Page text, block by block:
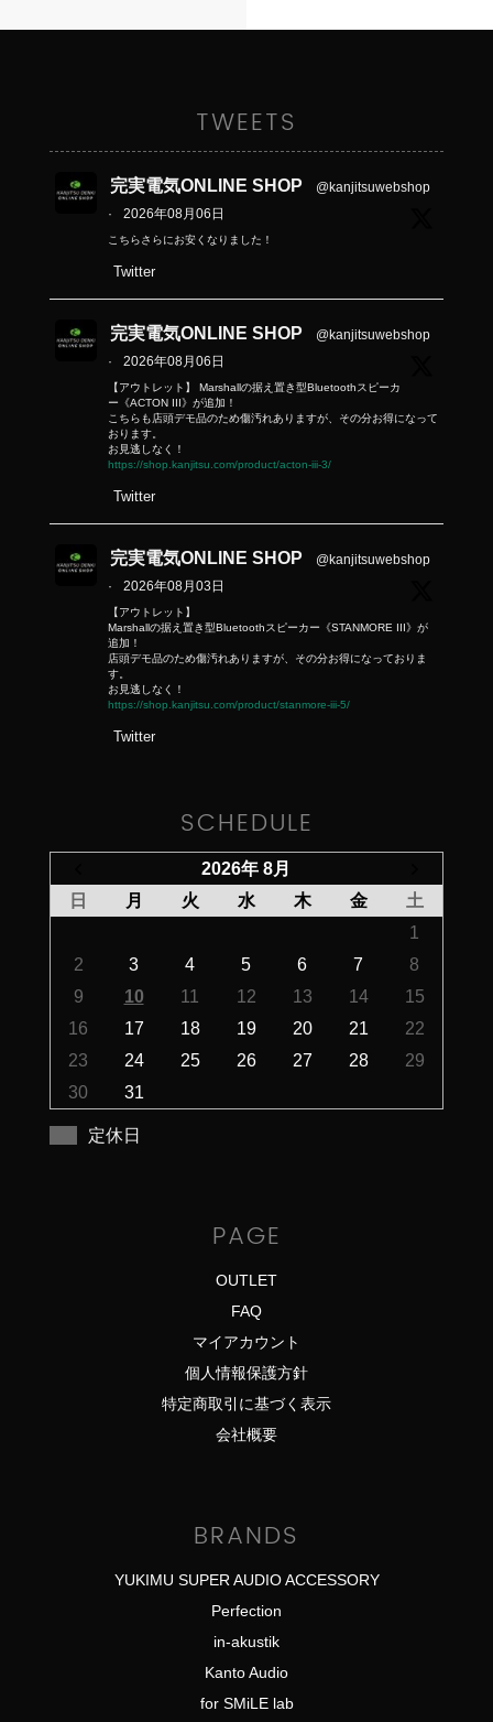
TWEETS
完実電気ONLINE SHOP
@kanjitsuwebshop
·
2026年08月06日
こちらさらにお安くなりました！
Twitter
完実電気ONLINE SHOP
@kanjitsuwebshop
·
2026年08月06日
【アウトレット】 Marshallの据え置き型Bluetoothスピーカ
ー《ACTON III》が追加！
こちらも店頭デモ品のため傷汚れありますが、その分お得になって
おります。
お見逃しなく！
https://shop.kanjitsu.com/product/acton-iii-3/
Twitter
完実電気ONLINE SHOP
@kanjitsuwebshop
·
2026年08月03日
【アウトレット】
Marshallの据え置き型Bluetoothスピーカー《STANMORE III》が
追加！
店頭デモ品のため傷汚れありますが、その分お得になっておりま
す。
お見逃しなく！
https://shop.kanjitsu.com/product/stanmore-iii-5/
Twitter
SCHEDULE
2026年 8月
日
月 火 水 木 金
土
1
2
3 4 5 6 7
8
9
10 11 12 13 14
15
16
17 18 19 20 21
22
23
24 25 26 27 28
29
30
31
定休日
PAGE
OUTLET
FAQ
マイアカウント
個人情報保護方針
特定商取引に基づく表示
会社概要
BRANDS
YUKIMU SUPER AUDIO ACCESSORY
Perfection
in-akustik
Kanto Audio
for SMiLE lab